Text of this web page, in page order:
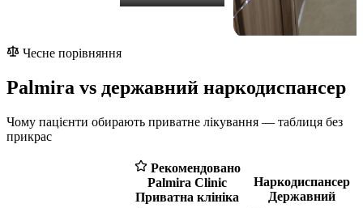
Чесне порівняння
Palmira vs державний наркодиспансер
Чому пацієнти обирають приватне лікування — таблиця без
прикрас
Рекомендовано
Palmira Clinic
Приватна клініка
Наркодиспансер
Державний